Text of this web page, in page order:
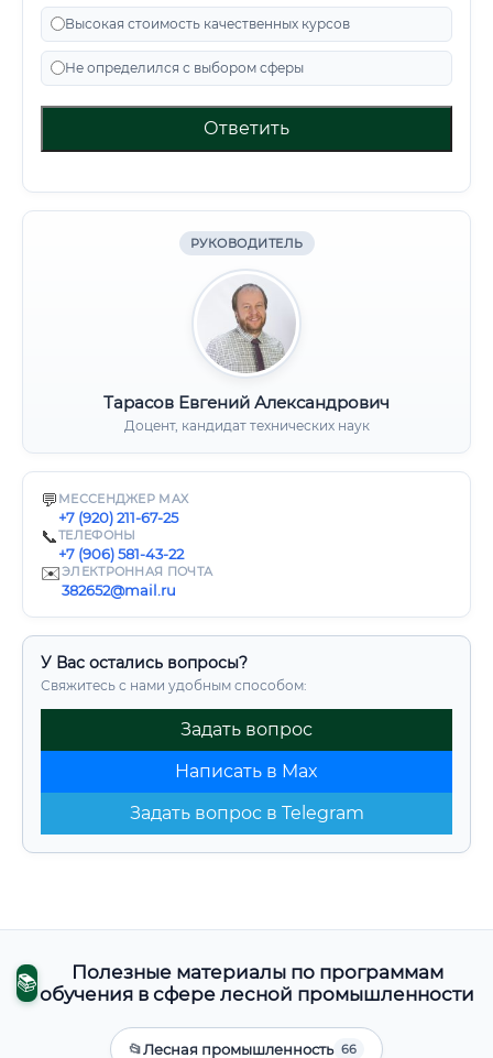
Высокая стоимость качественных курсов
Не определился с выбором сферы
Ответить
РУКОВОДИТЕЛЬ
Тарасов Евгений Александрович
Доцент, кандидат технических наук
💬 МЕССЕНДЖЕР MAX
+7 (920) 211-67-25
📞ТЕЛЕФОНЫ
+7 (906) 581-43-22
✉️ЭЛЕКТРОННАЯ ПОЧТА
382652@mail.ru
У Вас остались вопросы?
Свяжитесь с нами удобным способом:
Задать вопрос
Написать в Max
Задать вопрос в Telegram
📚
Полезные материалы по программам
обучения в сфере лесной промышленности
📂Лесная промышленность 66